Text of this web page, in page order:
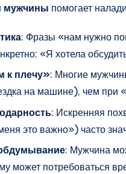
мужчины помогает
: Фразы «нам нужно
«Я хотела
к плечу»: Многие
на машине), чем при
: Искренняя
это важно») часто
: Мужчина
может потребоваться